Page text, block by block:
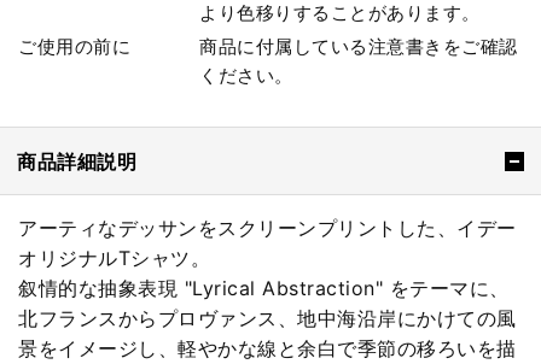
より色移りすることがあります。
ご使用の前に
商品に付属している注意書きをご確認
ください。
商品詳細説明
アーティなデッサンをスクリーンプリントした、イデー
オリジナルTシャツ。
叙情的な抽象表現 "Lyrical Abstraction" をテーマに、
北フランスからプロヴァンス、地中海沿岸にかけての風
景をイメージし、軽やかな線と余白で季節の移ろいを描